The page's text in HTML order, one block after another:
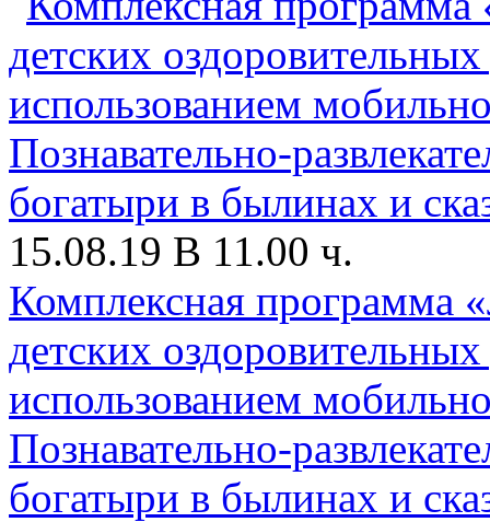
15.08.19 В 11.00 ч.
Комплексная программа
детских
использованием
Познавательно-
богатыри в былинах и